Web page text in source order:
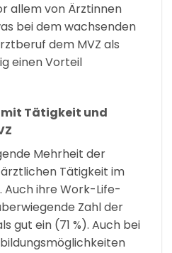
allem von Ärztinnen
bei dem wachsenden
dem MVZ als
einen Vorteil
Tätigkeit und
Mehrheit der
Tätigkeit im
Auch ihre Work-Life-
Zahl der
gut ein (71 %). Auch bei